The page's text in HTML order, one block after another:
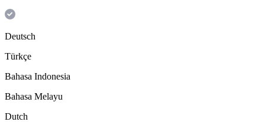
Deutsch
Türkçe
Bahasa Indonesia
Bahasa Melayu
Dutch